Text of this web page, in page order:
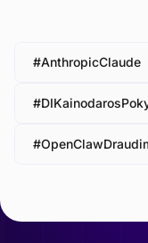
#AnthropicClaude